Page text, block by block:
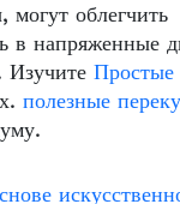
облегчить
в напряженные
Изучите Простые
полезные